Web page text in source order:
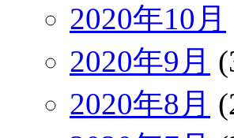
2020年10月
2020年9月
2020年8月